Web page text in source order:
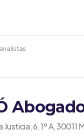
Justicia, 6, 1º A, 30011